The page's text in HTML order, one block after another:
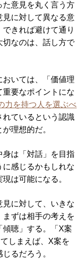
た意見を丸く言う方
見に対して異なる意
きれば避けて通り
切なのは、話し方で
いては、「価値理
要なポイントにな
力を持つ人を選ぶべ
れているという認識
理想的だ。
は「対話」を目指
感じるかもしれな
は可能になる。
に対して、いきな
まずは相手の考えを
傾聴」する。「X案
しまえば、X案を
るだろう。